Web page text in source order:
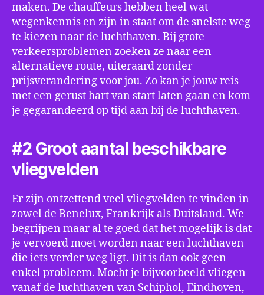
maken. De chauffeurs hebben heel wat
wegenkennis en zijn in staat om de snelste weg
te kiezen naar de luchthaven. Bij grote
verkeersproblemen zoeken ze naar een
alternatieve route, uiteraard zonder
prijsverandering voor jou. Zo kan je jouw reis
met een gerust hart van start laten gaan en kom
je gegarandeerd op tijd aan bij de luchthaven.
#2 Groot aantal beschikbare
vliegvelden
Er zijn ontzettend veel vliegvelden te vinden in
zowel de Benelux, Frankrijk als Duitsland. We
begrijpen maar al te goed dat het mogelijk is dat
je vervoerd moet worden naar een luchthaven
die iets verder weg ligt. Dit is dan ook geen
enkel probleem. Mocht je bijvoorbeeld vliegen
vanaf de luchthaven van Schiphol, Eindhoven,